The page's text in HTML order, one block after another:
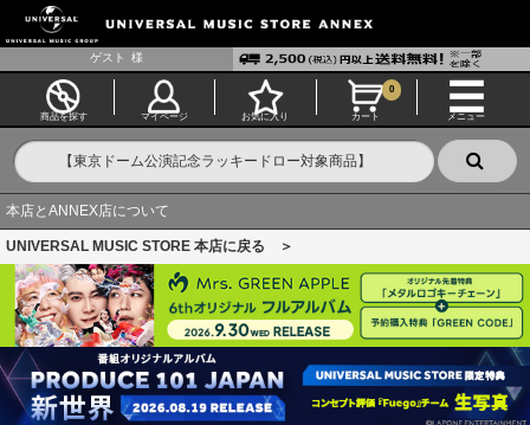
ゲスト 様
商品を探す マイページ お気に入り カート
0
メニュー
本店とANNEX店について
UNIVERSAL MUSIC STORE 本店に戻る ＞